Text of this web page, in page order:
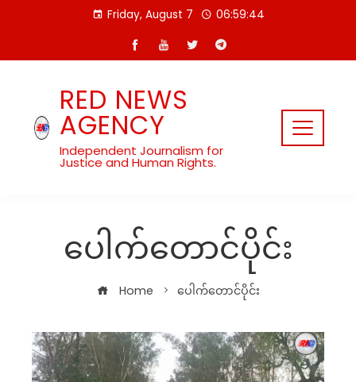
Friday, August 7 06:59:44
RED NEWS
AGENCY
Independent Journalism for
Justice and Human Rights.
ပေါက်တောင်ပိုင်း
Home ပေါက်တောင်ပိုင်း